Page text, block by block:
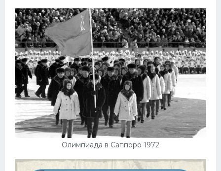
Олимпиада в Саппоро 1972